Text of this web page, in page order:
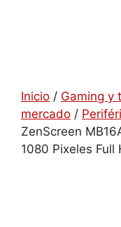
Inicio / Gaming y
mercado /
ZenScreen
1080 Pixeles Full